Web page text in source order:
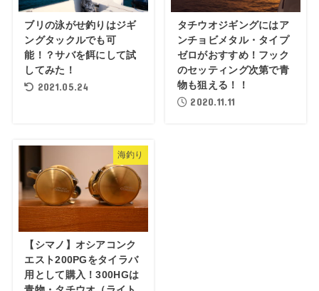
ブリの泳がせ釣りはジギ
ングタックルでも可
能！？サバを餌にして試
してみた！
2021.05.24
タチウオジギングにはア
ンチョビメタル・タイプ
ゼロがおすすめ！フック
のセッティング次第で青
物も狙える！！
2020.11.11
海釣り
【シマノ】オシアコンク
エスト200PGをタイラバ
用として購入！300HGは